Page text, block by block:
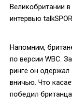
Великобритании
интервью
Напомним,
по версии WBC.
ринге он
вничью. Что
победил